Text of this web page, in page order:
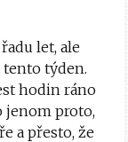
let, ale
tento týden.
hodin ráno
jenom proto,
a přesto, že